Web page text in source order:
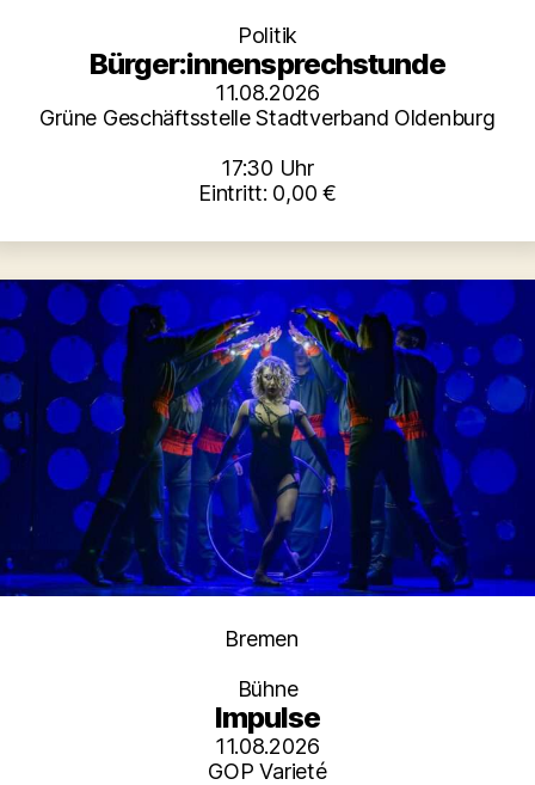
Politik
Bürger:innensprechstunde
11.08.2026
Grüne Geschäftsstelle Stadtverband Oldenburg
17:30 Uhr
Eintritt: 0,00 €
Kategorien
Bremen
Bühne
Impulse
11.08.2026
GOP Varieté